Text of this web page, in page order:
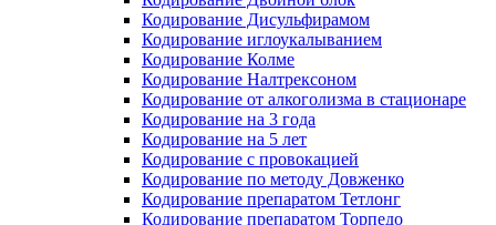
Кодирование Дисульфирамом
Кодирование иглоукалыванием
Кодирование Колме
Кодирование Налтрексоном
Кодирование от алкоголизма в стационаре
Кодирование на 3 года
Кодирование на 5 лет
Кодирование с провокацией
Кодирование по методу Довженко
Кодирование препаратом Тетлонг
Кодирование препаратом Торпедо